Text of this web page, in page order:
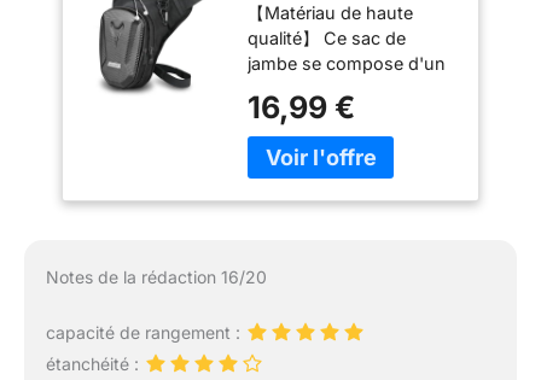
Tactique, Leg Bag
en Coque EVA,
Multifontion Moto
Poche Jambe,
Imperméable, avec
Sangle de Jambe
Amovible, pour
Cyclisme, Course,
【Matériau de haute
qualité】 Ce sac de
jambe se compose d'un
imperméable en EVA et
d'un matériau en fibre de
polyester à l'arrière,
fermeture éclair scellée
efficacement vos objets
de valeur contre les
16,99 €
Notes de la rédaction 16/20
capacité de rangement :
étanchéité :